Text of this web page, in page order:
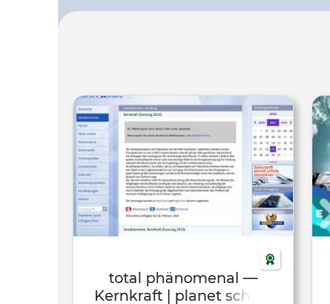
total phänomenal —
Kernkraft | planet schule